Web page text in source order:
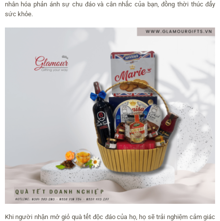
nhân hóa phản ánh sự chu đáo và cân nhắc của bạn, đồng thời thúc đẩy
sức khỏe.
Khi người nhận mở giỏ quà tết độc đáo của họ, họ sẽ trải nghiệm cảm giác